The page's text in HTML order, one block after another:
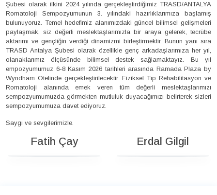
Şubesi olarak ilkini 2024 yılında gerçekleştirdiğimiz TRASD/ANTALYA
Romatoloji Sempozyumunun 3. yılındaki hazırlıklarımıza başlamış
bulunuyoruz. Temel hedefimiz alanımızdaki güncel bilimsel gelişmeleri
paylaşmak, siz değerli meslektaşlarımızla bir araya gelerek, tecrübe
aktarımı ve gençliğin verdiği dinamizmi birleştirmektir. Bunun yanı sıra
TRASD Antalya Şubesi olarak özellikle genç arkadaşlarımıza her yıl,
olanaklarımız ölçüsünde bilimsel destek sağlamaktayız. Bu yıl
empozyumumuz 6-8 Kasım 2026 tarihleri arasında Ramada Plaza by
Wyndham Otelinde gerçekleştirilecektir. Fiziksel Tıp Rehabilitasyon ve
Romatoloji alanında emek veren tüm değerli meslektaşlarımızı
sempozyumumuzda görmekten mutluluk duyacağımızı belirterek sizleri
sempozyumumuza davet ediyoruz.
Saygı ve sevgilerimizle.
Fatih Çay Erdal Gilgil